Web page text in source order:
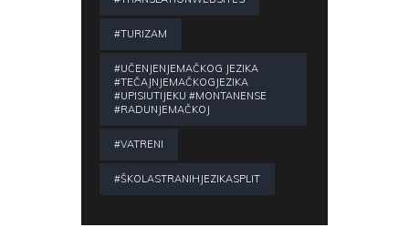
#TURIZAM
#UČENJENJEMAČKOG JEZIKA
#TEČAJNJEMAČKOGJEZIKA
#UPISIUTIJEKU #MONTANENSE
#RADUNJEMAČKOJ
#VATRENI
#ŠKOLASTRANIHJEZIKASPLIT